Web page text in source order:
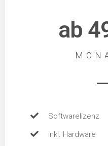
ab
Softwarelizenz
inkl. Hardware